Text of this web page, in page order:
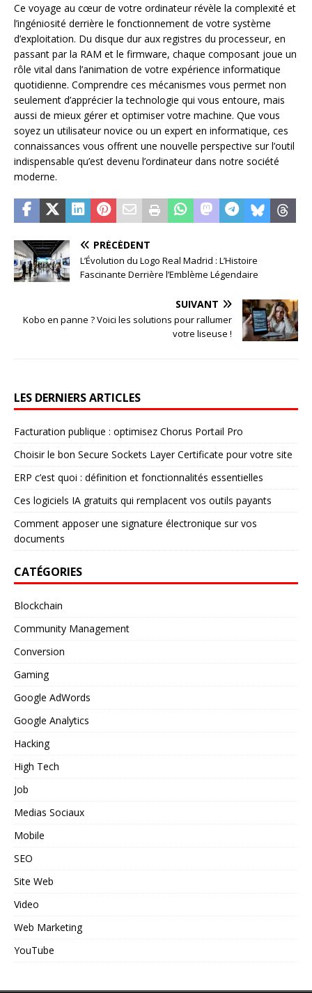
Ce voyage au cœur de votre ordinateur révèle la complexité et
l’ingéniosité derrière le fonctionnement de votre système
d’exploitation. Du disque dur aux registres du processeur, en
passant par la RAM et le firmware, chaque composant joue un
rôle vital dans l’animation de votre expérience informatique
quotidienne. Comprendre ces mécanismes vous permet non
seulement d’apprécier la technologie qui vous entoure, mais
aussi de mieux gérer et optimiser votre machine. Que vous
soyez un utilisateur novice ou un expert en informatique, ces
connaissances vous offrent une nouvelle perspective sur l’outil
indispensable qu’est devenu l’ordinateur dans notre société
moderne.
PRÉCÉDENT
L’Évolution du Logo Real Madrid : L’Histoire
Fascinante Derrière l’Emblème Légendaire
SUIVANT
Kobo en panne ? Voici les solutions pour rallumer
votre liseuse !
LES DERNIERS ARTICLES
Facturation publique : optimisez Chorus Portail Pro
Choisir le bon Secure Sockets Layer Certificate pour votre site
ERP c’est quoi : définition et fonctionnalités essentielles
Ces logiciels IA gratuits qui remplacent vos outils payants
Comment apposer une signature électronique sur vos
documents
CATÉGORIES
Blockchain
Community Management
Conversion
Gaming
Google AdWords
Google Analytics
Hacking
High Tech
Job
Medias Sociaux
Mobile
SEO
Site Web
Video
Web Marketing
YouTube